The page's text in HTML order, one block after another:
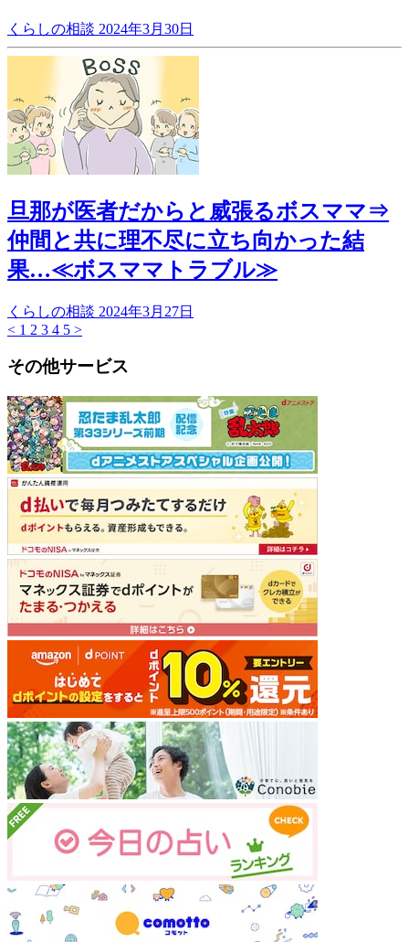
くらしの相談 2024年3月30日
旦那が医者だからと威張るボスママ⇒
仲間と共に理不尽に立ち向かった結
果…≪ボスママトラブル≫
くらしの相談 2024年3月27日
< 1 2 3 4 5 >
その他サービス